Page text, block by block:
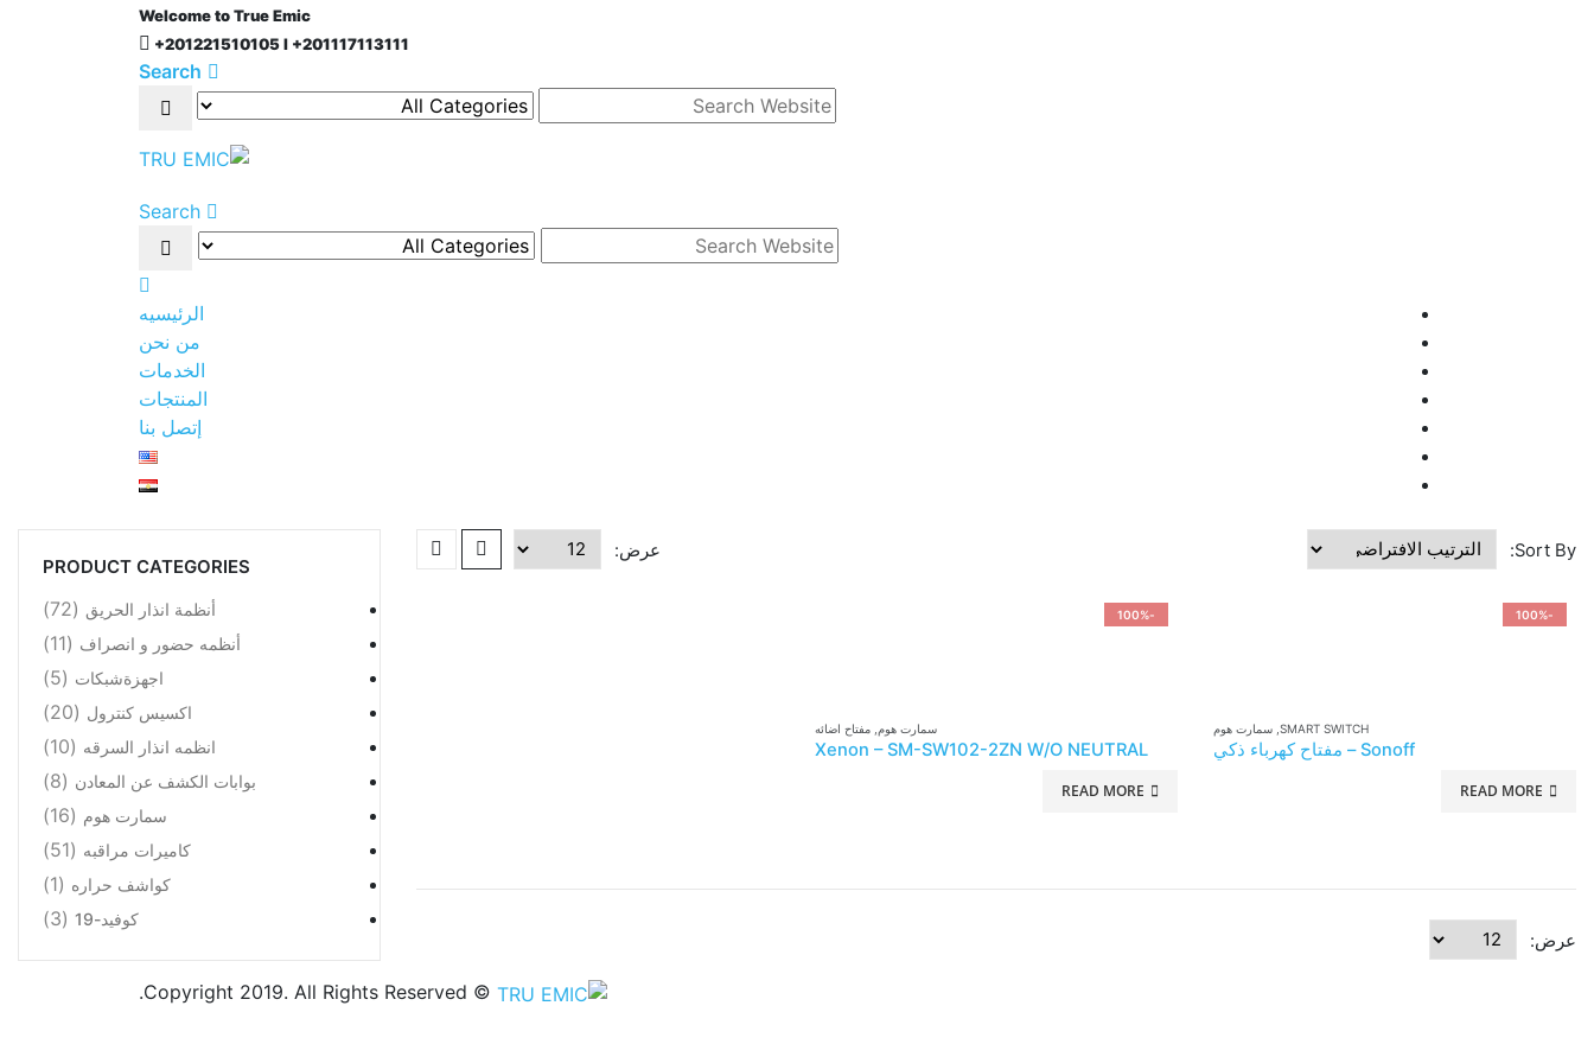
Welcome to True Emic
+201221510105 l +201117113111
Search
Search
الرئيسيه
من نحن
الخدمات
المنتجات
إتصل بنا
Sort By: عرض:
-100%
SMART SWITCH
, سمارت هوم
Sonoff – مفتاح كهرباء ذكي
READ MORE
-100%
سمارت هوم مفتاح اضائه
Xenon – SM-SW102-2ZN W/O NEUTRAL
READ MORE
عرض:
PRODUCT CATEGORIES
أنظمة انذار الحريق (72)
أنظمه حضور و انصراف (11)
اجهزةشبكات (5)
اكسيس كنترول (20)
انظمه انذار السرقه (10)
بوابات الكشف عن المعادن (8)
سمارت هوم (16)
كاميرات مراقبه (51)
كواشف حراره (1)
كوفيد-19 (3)
© Copyright 2019. All Rights Reserved.